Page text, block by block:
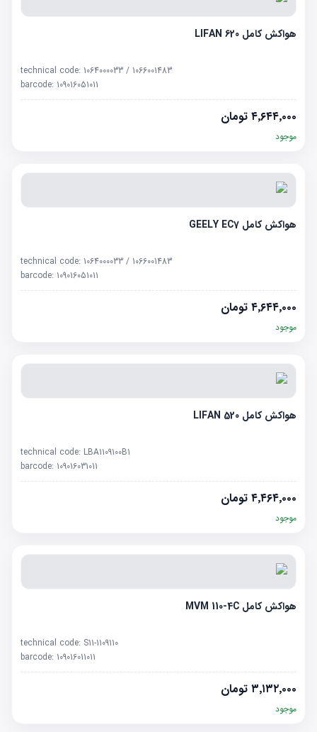
هواکش کامل LIFAN 620
technical code: 1064000033 / 1066001483
barcode: 109016051011
۴٬۶۴۴٬۰۰۰ تومان
موجود
هواکش کامل GEELY EC7
technical code: 1064000033 / 1066001483
barcode: 109016051011
۴٬۶۴۴٬۰۰۰ تومان
موجود
هواکش کامل LIFAN 520
technical code: LBA1109100B1
barcode: 109016031011
۴٬۴۶۴٬۰۰۰ تومان
موجود
هواکش کامل MVM 110-4C
technical code: S11-1109110
barcode: 109016011011
۳٬۱۳۲٬۰۰۰ تومان
موجود